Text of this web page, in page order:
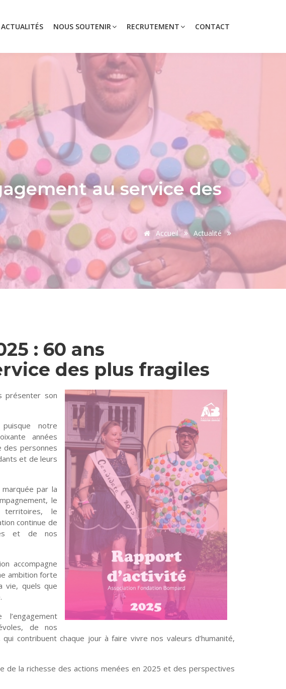
ACTUALITÉS NOUS SOUTENIR RECRUTEMENT CONTACT
au service des
Accueil Actualité
: 60 ans
des plus fragiles
présenter son
notre
années
des personnes
et de leurs
par la
le
le
continue de
et de nos
accompagne
ambition forte
vie, quels que
de nos
contribuent chaque jour à faire vivre nos valeurs d’humanité,
de la richesse des actions menées en 2025 et des perspectives